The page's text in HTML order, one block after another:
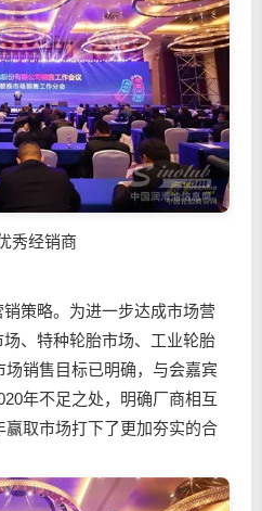
秀经销商
策略。为进一步达成市场营
、特种轮胎市场、工业轮胎
销售目标已明确，与会嘉宾
年不足之处，明确厂商相互
赢取市场打下了更加夯实的合